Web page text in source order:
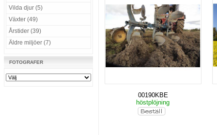
Vilda djur (5)
Växter (49)
Årstider (39)
Äldre miljöer (7)
FOTOGRAFER
00190KBE
höstplöjning